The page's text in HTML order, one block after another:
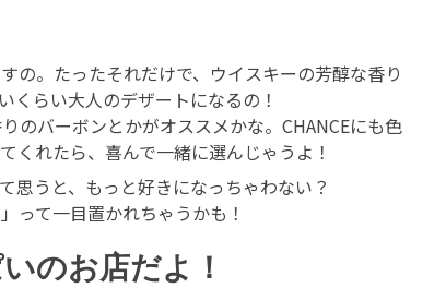
の。たったそれだけで、ウイスキーの芳醇な香り
らい大人のデザートになるの！
のバーボンとかがオススメかな。CHANCEにも色
くれたら、喜んで一緒に選んじゃうよ！
思うと、もっと好きになっちゃわない？
って一目置かれちゃうかも！
のお店だよ！